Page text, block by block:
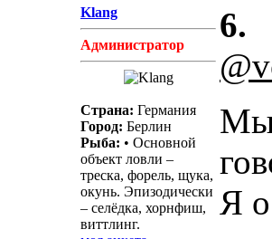
Klang
Администратор
Страна: Германия
Город: Берлин
Рыба: • Основной
объект ловли –
треска, форель, щука,
окунь. Эпизодически
– селёдка, хорнфиш,
виттлинг.
6.
Мы
Я